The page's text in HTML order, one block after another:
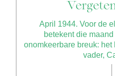
April 1944. Voor de
betekent die
onomkeerbare breuk:
vader,